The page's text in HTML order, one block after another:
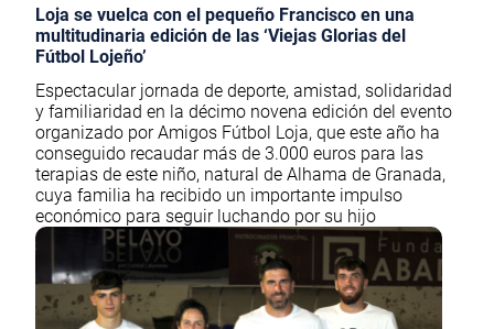
Loja se vuelca con el pequeño Francisco en una
multitudinaria edición de las ‘Viejas Glorias del
Fútbol Lojeño’
Espectacular jornada de deporte, amistad, solidaridad
y familiaridad en la décimo novena edición del evento
organizado por Amigos Fútbol Loja, que este año ha
conseguido recaudar más de 3.000 euros para las
terapias de este niño, natural de Alhama de Granada,
cuya familia ha recibido un importante impulso
económico para seguir luchando por su hijo